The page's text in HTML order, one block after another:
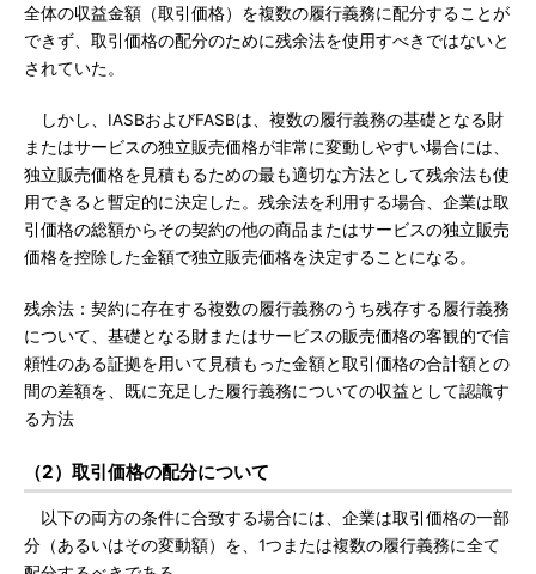
全体の収益金額（取引価格）を複数の履行義務に配分することが
できず、取引価格の配分のために残余法を使用すべきではないと
されていた。
しかし、IASBおよびFASBは、複数の履行義務の基礎となる財
またはサービスの独立販売価格が非常に変動しやすい場合には、
独立販売価格を見積もるための最も適切な方法として残余法も使
用できると暫定的に決定した。残余法を利用する場合、企業は取
引価格の総額からその契約の他の商品またはサービスの独立販売
価格を控除した金額で独立販売価格を決定することになる。
残余法：契約に存在する複数の履行義務のうち残存する履行義務
について、基礎となる財またはサービスの販売価格の客観的で信
頼性のある証拠を用いて見積もった金額と取引価格の合計額との
間の差額を、既に充足した履行義務についての収益として認識す
る方法
（2）取引価格の配分について
以下の両方の条件に合致する場合には、企業は取引価格の一部
分（あるいはその変動額）を、1つまたは複数の履行義務に全て